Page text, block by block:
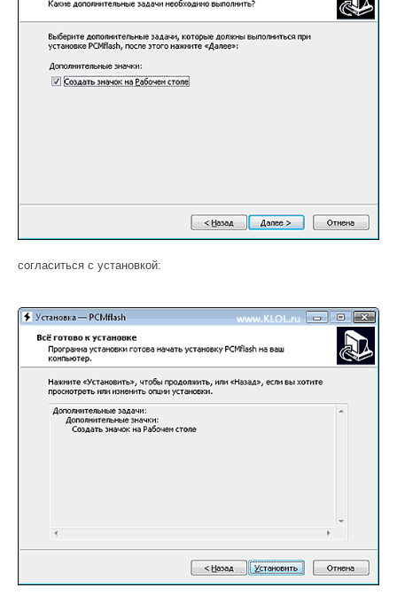
согласиться с установкой: